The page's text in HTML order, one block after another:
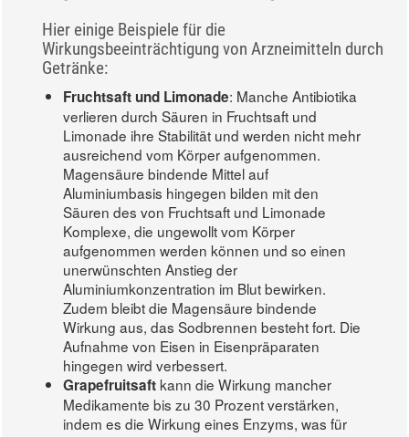
Hier einige Beispiele für die
Wirkungsbeeinträchtigung von Arzneimitteln durch
Getränke:
Fruchtsaft und Limonade: Manche Antibiotika
verlieren durch Säuren in Fruchtsaft und
Limonade ihre Stabilität und werden nicht mehr
ausreichend vom Körper aufgenommen.
Magensäure bindende Mittel auf
Aluminiumbasis hingegen bilden mit den
Säuren des von Fruchtsaft und Limonade
Komplexe, die ungewollt vom Körper
aufgenommen werden können und so einen
unerwünschten Anstieg der
Aluminiumkonzentration im Blut bewirken.
Zudem bleibt die Magensäure bindende
Wirkung aus, das Sodbrennen besteht fort. Die
Aufnahme von Eisen in Eisenpräparaten
hingegen wird verbessert.
Grapefruitsaft kann die Wirkung mancher
Medikamente bis zu 30 Prozent verstärken,
indem es die Wirkung eines Enzyms, was für